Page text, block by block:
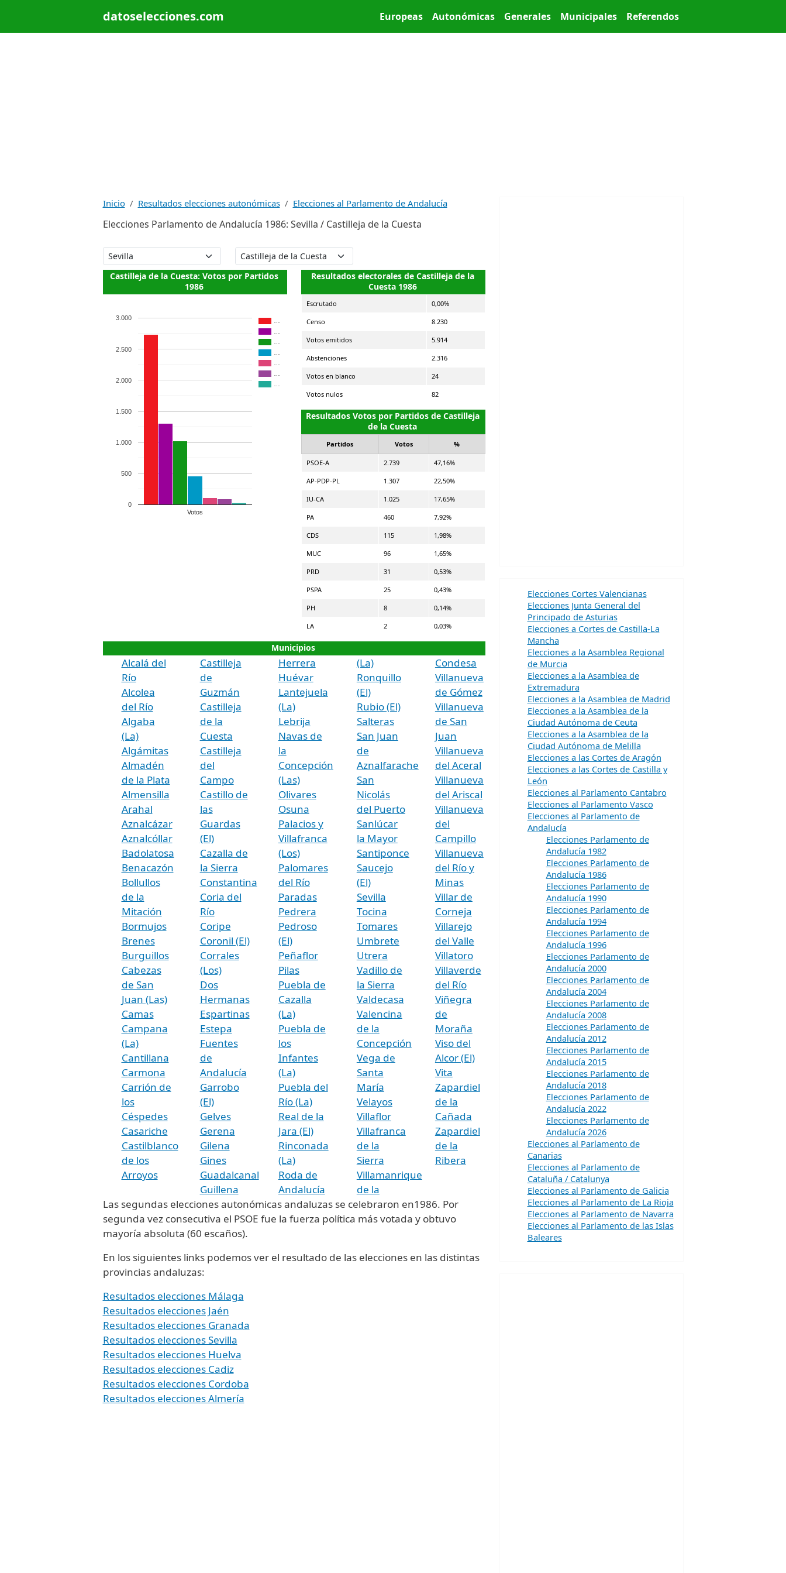
datoselecciones.com Main menu
Europeas Autonómicas Generales Municipales Referendos
Inicio Resultados elecciones autonómicas Elecciones al Parlamento de Andalucía
Elecciones Parlamento de Andalucía 1986: Sevilla / Castilleja de la Cuesta
Castilleja de la Cuesta: Votos por Partidos
1986
Votos
0
500
1.000
1.500
2.000
2.500
3.000
Resultados electorales de Castilleja de la
Cuesta 1986
Escrutado 0,00%
Censo 8.230
Votos emitidos 5.914
Abstenciones 2.316
Votos en blanco 24
Votos nulos 82
Resultados Votos por Partidos de Castilleja
de la Cuesta
Partidos Votos %
PSOE-A 2.739 47,16%
AP-PDP-PL 1.307 22,50%
IU-CA 1.025 17,65%
PA 460 7,92%
CDS 115 1,98%
MUC 96 1,65%
PRD 31 0,53%
PSPA 25 0,43%
PH 8 0,14%
LA 2 0,03%
Municipios
Alcalá del
Río
Alcolea
del Río
Algaba
(La)
Algámitas
Almadén
de la Plata
Almensilla
Arahal
Aznalcázar
Aznalcóllar
Badolatosa
Benacazón
Bollullos
de la
Mitación
Bormujos
Brenes
Burguillos
Cabezas
de San
Juan (Las)
Camas
Campana
(La)
Cantillana
Carmona
Carrión de
los
Céspedes
Casariche
Castilblanco
de los
Arroyos
Castilleja
de
Guzmán
Castilleja
de la
Cuesta
Castilleja
del
Campo
Castillo de
las
Guardas
(El)
Cazalla de
la Sierra
Constantina
Coria del
Río
Coripe
Coronil (El)
Corrales
(Los)
Dos
Hermanas
Espartinas
Estepa
Fuentes
de
Andalucía
Garrobo
(El)
Gelves
Gerena
Gilena
Gines
Guadalcanal
Guillena
Herrera
Huévar
Lantejuela
(La)
Lebrija
Navas de
la
Concepción
(Las)
Olivares
Osuna
Palacios y
Villafranca
(Los)
Palomares
del Río
Paradas
Pedrera
Pedroso
(El)
Peñaflor
Pilas
Puebla de
Cazalla
(La)
Puebla de
los
Infantes
(La)
Puebla del
Río (La)
Real de la
Jara (El)
Rinconada
(La)
Roda de
Andalucía
(La)
Ronquillo
(El)
Rubio (El)
Salteras
San Juan
de
Aznalfarache
San
Nicolás
del Puerto
Sanlúcar
la Mayor
Santiponce
Saucejo
(El)
Sevilla
Tocina
Tomares
Umbrete
Utrera
Vadillo de
la Sierra
Valdecasa
Valencina
de la
Concepción
Vega de
Santa
María
Velayos
Villaflor
Villafranca
de la
Sierra
Villamanrique
de la
Condesa
Villanueva
de Gómez
Villanueva
de San
Juan
Villanueva
del Aceral
Villanueva
del Ariscal
Villanueva
del
Campillo
Villanueva
del Río y
Minas
Villar de
Corneja
Villarejo
del Valle
Villatoro
Villaverde
del Río
Viñegra
de
Moraña
Viso del
Alcor (El)
Vita
Zapardiel
de la
Cañada
Zapardiel
de la
Ribera
Las segundas elecciones autonómicas andaluzas se celebraron en1986. Por
segunda vez consecutiva el PSOE fue la fuerza política más votada y obtuvo
mayoría absoluta (60 escaños).
En los siguientes links podemos ver el resultado de las elecciones en las distintas
provincias andaluzas:
Resultados elecciones Málaga
Resultados elecciones Jaén
Resultados elecciones Granada
Resultados elecciones Sevilla
Resultados elecciones Huelva
Resultados elecciones Cadiz
Resultados elecciones Cordoba
Resultados elecciones Almería
Elecciones Cortes Valencianas
Elecciones Junta General del
Principado de Asturias
Elecciones a Cortes de Castilla-La
Mancha
Elecciones a la Asamblea Regional
de Murcia
Elecciones a la Asamblea de
Extremadura
Elecciones a la Asamblea de Madrid
Elecciones a la Asamblea de la
Ciudad Autónoma de Ceuta
Elecciones a la Asamblea de la
Ciudad Autónoma de Melilla
Elecciones a las Cortes de Aragón
Elecciones a las Cortes de Castilla y
León
Elecciones al Parlamento Cantabro
Elecciones al Parlamento Vasco
Elecciones al Parlamento de
Andalucía
Elecciones Parlamento de
Andalucía 1982
Elecciones Parlamento de
Andalucía 1986
Elecciones Parlamento de
Andalucía 1990
Elecciones Parlamento de
Andalucía 1994
Elecciones Parlamento de
Andalucía 1996
Elecciones Parlamento de
Andalucía 2000
Elecciones Parlamento de
Andalucía 2004
Elecciones Parlamento de
Andalucía 2008
Elecciones Parlamento de
Andalucía 2012
Elecciones Parlamento de
Andalucía 2015
Elecciones Parlamento de
Andalucía 2018
Elecciones Parlamento de
Andalucía 2022
Elecciones Parlamento de
Andalucía 2026
Elecciones al Parlamento de
Canarias
Elecciones al Parlamento de
Cataluña / Catalunya
Elecciones al Parlamento de Galicia
Elecciones al Parlamento de La Rioja
Elecciones al Parlamento de Navarra
Elecciones al Parlamento de las Islas
Baleares